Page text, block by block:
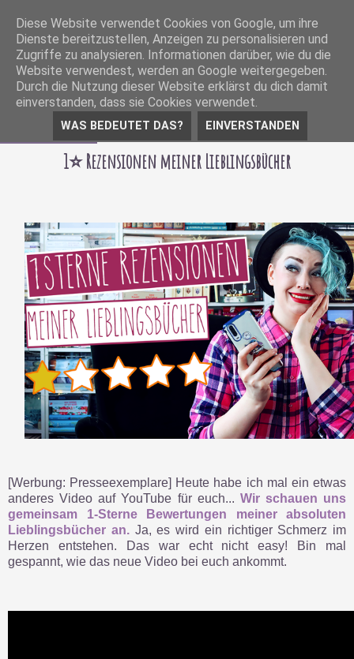
1⭐️ Rezensionen meiner Lieblingsbücher
[Werbung: Presseexemplare] Heute habe ich mal ein etwas
anderes Video auf YouTube für euch... Wir schauen uns
gemeinsam 1-Sterne Bewertungen meiner absoluten
Lieblingsbücher an.Ja, es wird ein richtiger Schmerz im
Herzen entstehen. Das war echt nicht easy! Bin mal
gespannt, wie das neue Video bei euch ankommt.
Diese Website verwendet Cookies von Google, um ihre
Dienste bereitzustellen, Anzeigen zu personalisieren und
Zugriffe zu analysieren. Informationen darüber, wie du die
Website verwendest, werden an Google weitergegeben.
Durch die Nutzung dieser Website erklärst du dich damit
einverstanden, dass sie Cookies verwendet.
WAS BEDEUTET DAS? EINVERSTANDEN